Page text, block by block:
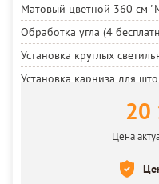
Матовый цветной 360 см
Обработка угла (4
Установка круглых
Установка карниза для
20
Цена